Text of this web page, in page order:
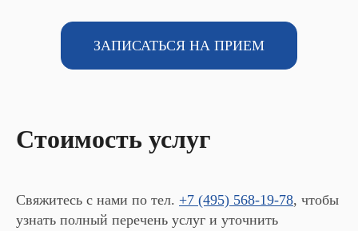
ЗАПИСАТЬСЯ НА ПРИЕМ
Стоимость услуг
Свяжитесь с нами по тел. +7 (495) 568-19-78, чтобы
узнать полный перечень услуг и уточнить